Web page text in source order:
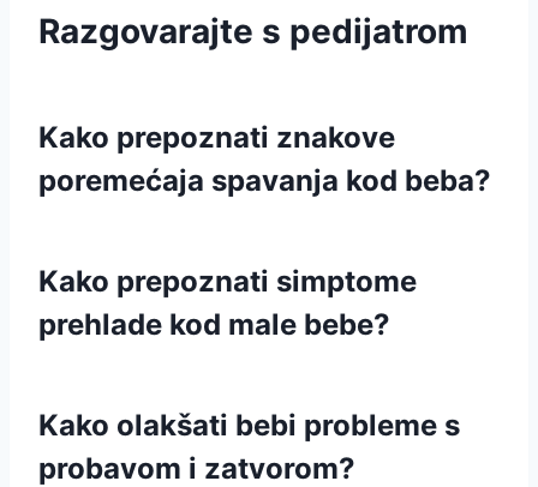
Razgovarajte s pedijatrom
Kako prepoznati znakove
poremećaja spavanja kod beba?
Kako prepoznati simptome
prehlade kod male bebe?
Kako olakšati bebi probleme s
probavom i zatvorom?